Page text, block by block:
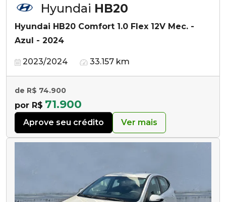
Hyundai HB20
Hyundai HB20 Comfort 1.0 Flex 12V Mec. -
Azul - 2024
2023/2024 33.157 km
de R$ 74.900
por R$ 71.900
Aprove seu crédito Ver mais